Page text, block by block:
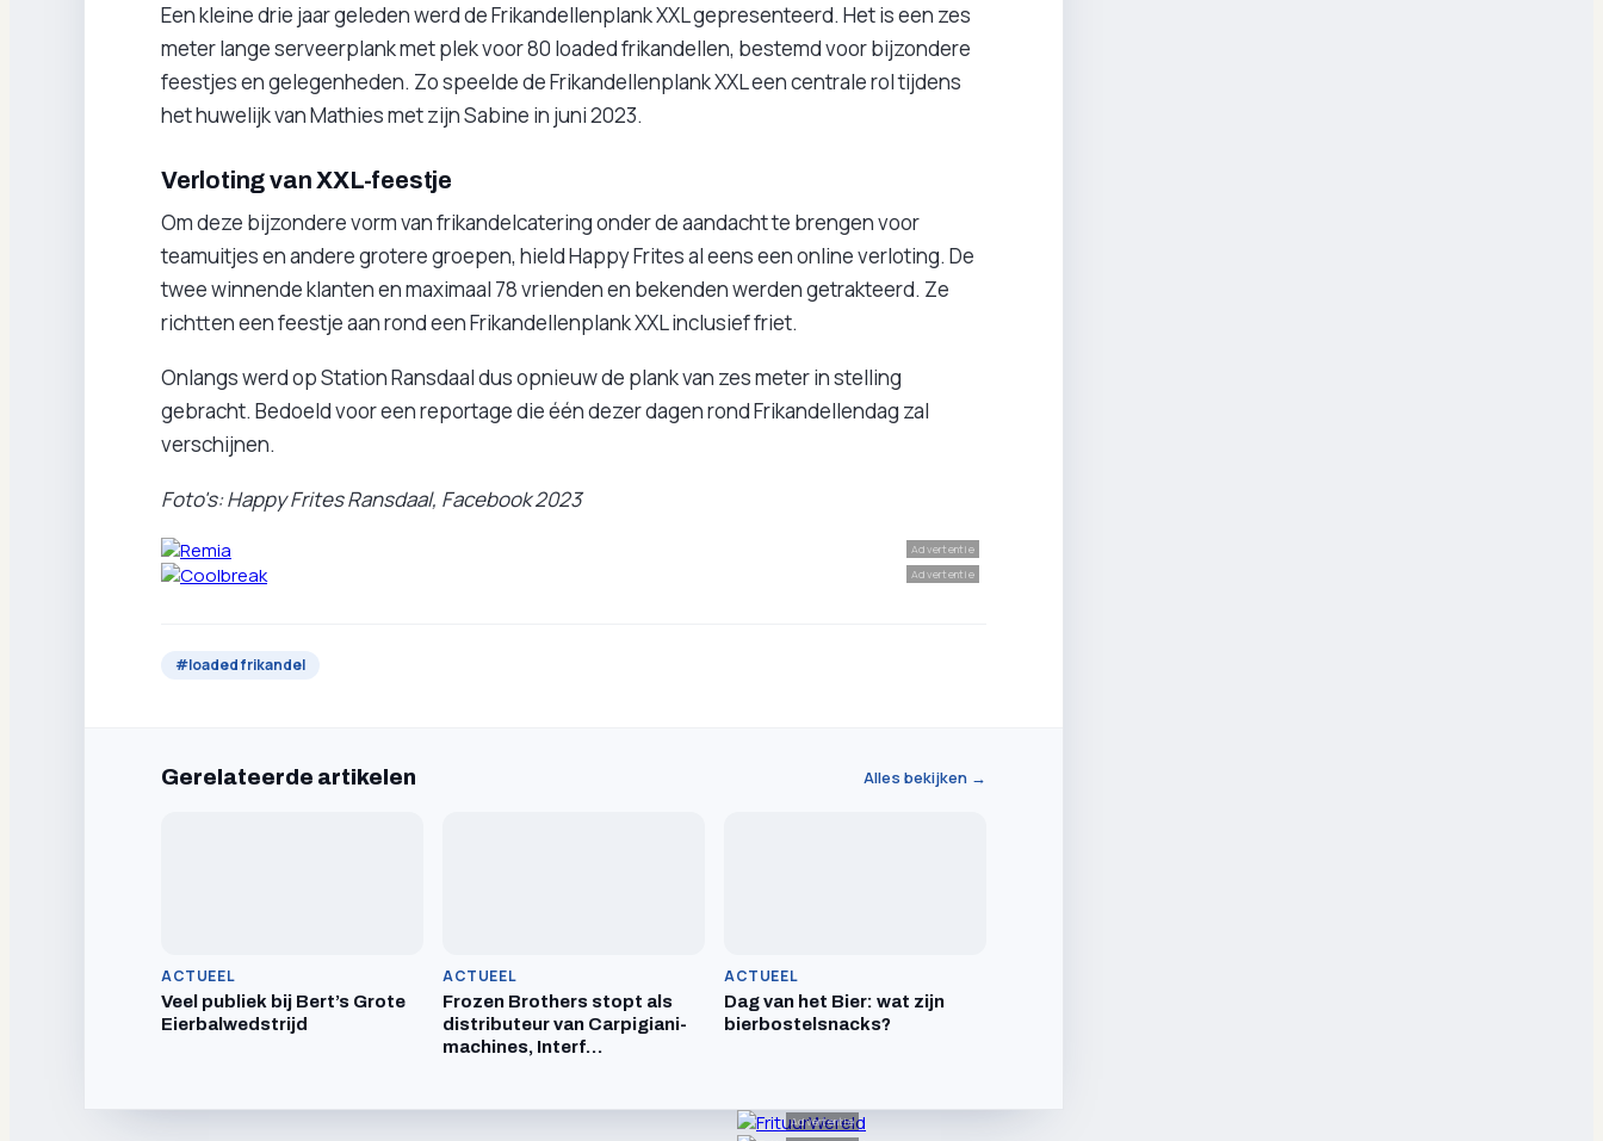
Een kleine drie jaar geleden werd de Frikandellenplank XXL gepresenteerd. Het is een zes
meter lange serveerplank met plek voor 80 loaded frikandellen, bestemd voor bijzondere
feestjes en gelegenheden. Zo speelde de Frikandellenplank XXL een centrale rol tijdens
het huwelijk van Mathies met zijn Sabine in juni 2023.
Verloting van XXL-feestje
Om deze bijzondere vorm van frikandelcatering onder de aandacht te brengen voor
teamuitjes en andere grotere groepen, hield Happy Frites al eens een online verloting. De
twee winnende klanten en maximaal 78 vrienden en bekenden werden getrakteerd. Ze
richtten een feestje aan rond een Frikandellenplank XXL inclusief friet.
Onlangs werd op Station Ransdaal dus opnieuw de plank van zes meter in stelling
gebracht. Bedoeld voor een reportage die één dezer dagen rond Frikandellendag zal
verschijnen.
Foto's: Happy Frites Ransdaal, Facebook 2023
Advertentie
Advertentie
#loaded frikandel
Gerelateerde artikelen Alles bekijken →
ACTUEEL
Veel publiek bij Bert’s Grote
Eierbalwedstrijd
ACTUEEL
Frozen Brothers stopt als
distributeur van Carpigiani-
machines, Interf…
ACTUEEL
Dag van het Bier: wat zijn
bierbostelsnacks?
Advertentie